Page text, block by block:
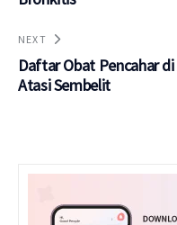
NEXT
Daftar Obat Pencahar
Atasi Sembelit